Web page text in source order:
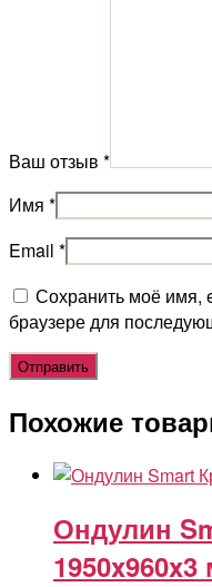
Ваш отзыв *
Имя *
Email *
Сохранить моё имя,
браузере для
Похожие
Ондулин